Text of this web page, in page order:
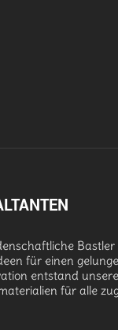
für einen
entstand
für alle